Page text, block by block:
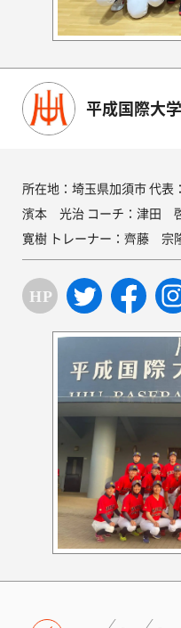
平成国際大学
所在地：埼玉県加須市 代
濱本 光治 コーチ：津田
寛樹 トレーナー：齊藤 宗